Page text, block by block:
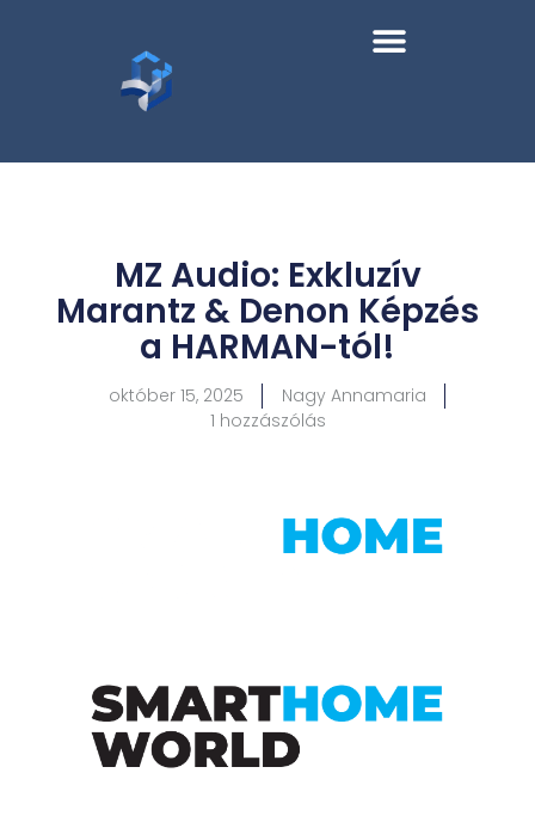
MZ Audio: Exkluzív
Marantz & Denon Képzés
a HARMAN-tól!
október 15, 2025
Nagy Annamaria
1 hozzászólás